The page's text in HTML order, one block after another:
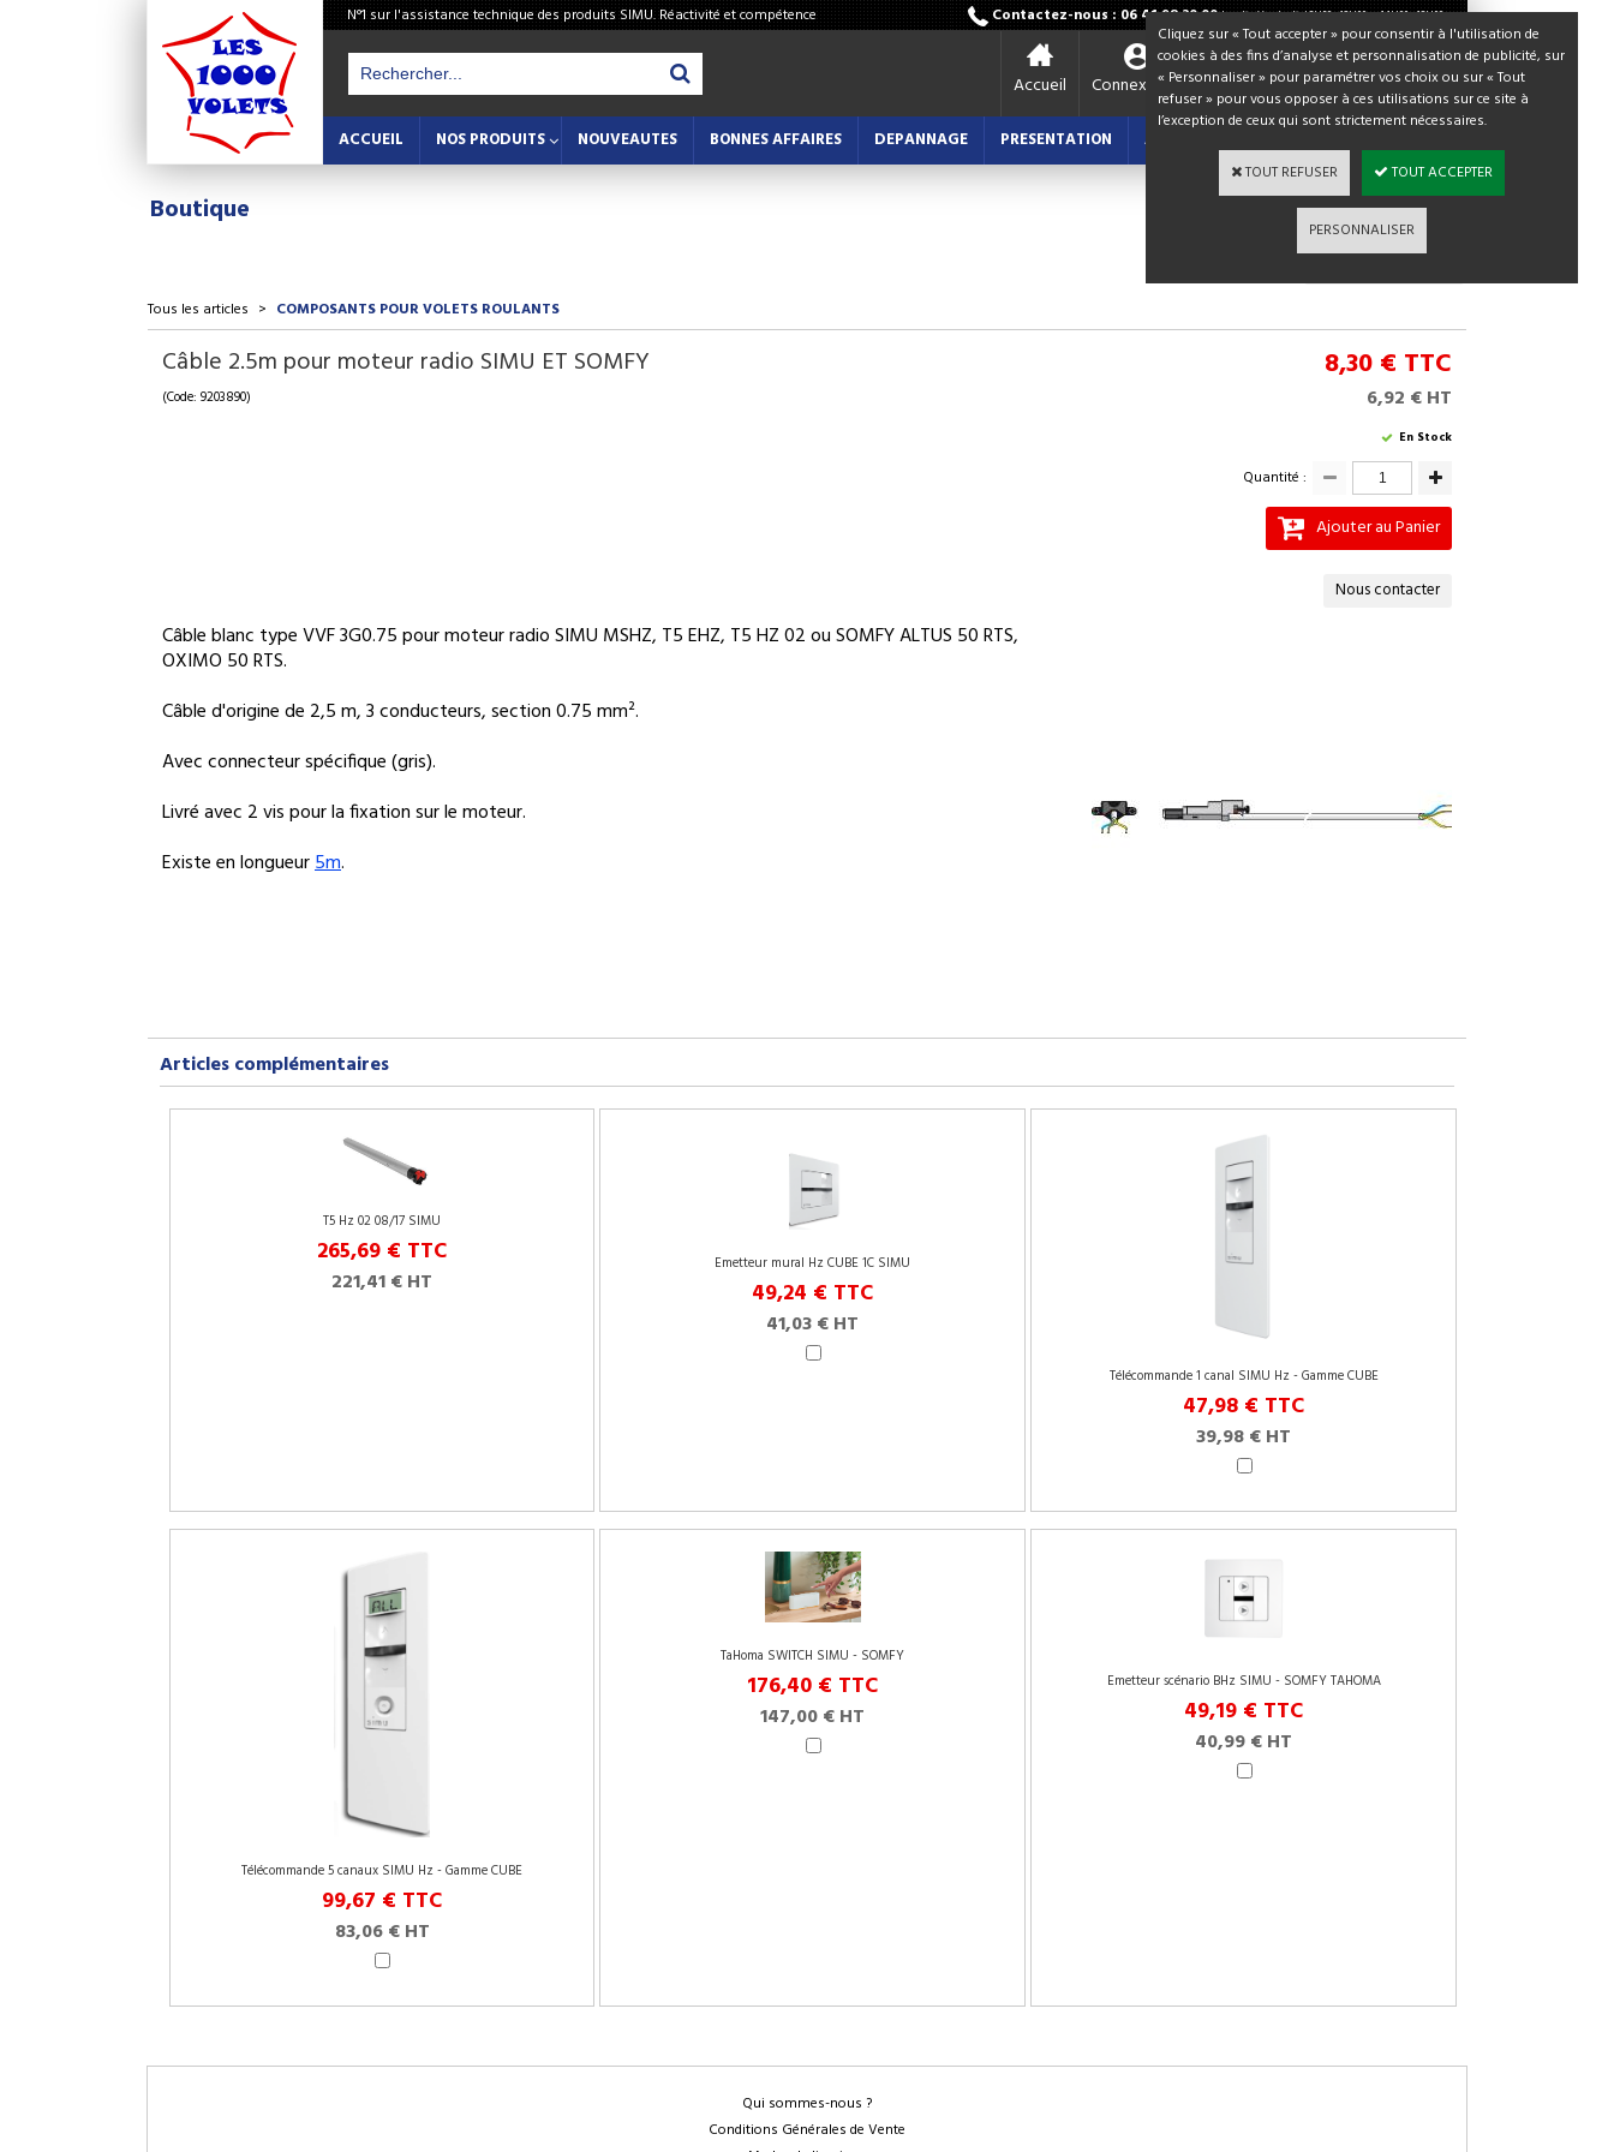
N°1 sur l'assistance technique des produits SIMU. Réactivité et compétence Contactez-nous : 06 41 98 30 00Lundi - Vendredi / 8H30 - 12H00 et 14H00 - 18H00
Accueil Connexion
Votre panier
0,00 € TTC
ACCUEIL
NOS PRODUITS NOUVEAUTES BONNES AFFAIRES DEPANNAGE PRESENTATION ACTUALITES : BLOG
Boutique
Tous les articles > COMPOSANTS POUR VOLETS ROULANTS
Câble 2.5m pour moteur radio SIMU ET SOMFY
(Code: 9203890)
8,30 € TTC
6,92 € HT
En Stock
Quantité :
Ajouter au Panier
Nous contacter
Câble blanc type VVF 3G0.75 pour moteur radio SIMU MSHZ, T5 EHZ, T5 HZ 02 ou SOMFY ALTUS 50 RTS,
OXIMO 50 RTS.
Câble d'origine de 2,5 m, 3 conducteurs, section 0.75 mm².
Avec connecteur spécifique (gris).
Livré avec 2 vis pour la fixation sur le moteur.
Existe en longueur5m.
Articles complémentaires
T5 Hz 02 08/17 SIMU
265,69 € TTC
221,41 € HT
Emetteur mural Hz CUBE 1C SIMU
49,24 € TTC
41,03 € HT
Télécommande 1 canal SIMU Hz - Gamme CUBE
47,98 € TTC
39,98 € HT
Télécommande 5 canaux SIMU Hz - Gamme CUBE
99,67 € TTC
83,06 € HT
TaHoma SWITCH SIMU - SOMFY
176,40 € TTC
147,00 € HT
Emetteur scénario BHz SIMU - SOMFY TAHOMA
49,19 € TTC
40,99 € HT
Qui sommes-nous ?
Conditions Générales de Vente
Cliquez sur « Tout accepter » pour consentir à l'utilisation de
cookies à des fins d’analyse et personnalisation de publicité, sur
« Personnaliser » pour paramétrer vos choix ou sur « Tout
refuser » pour vous opposer à ces utilisations sur ce site à
l’exception de ceux qui sont strictement nécessaires.
TOUT REFUSER TOUT ACCEPTER
PERSONNALISER